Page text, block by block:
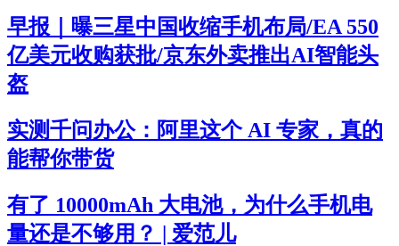
早报｜曝三星中国收缩手机布局/EA 550
亿美元收购获批/京东外卖推出AI智能头
盔
实测千问办公：阿里这个 AI 专家，真的
能帮你带货
有了 10000mAh 大电池，为什么手机电
量还是不够用？ | 爱范儿